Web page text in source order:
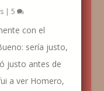
| 5
con el
sería justo,
justo antes de
a ver Homero,